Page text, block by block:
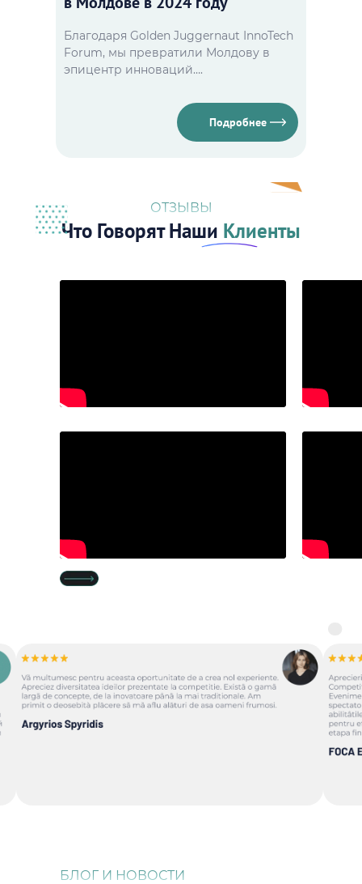
Благодаря Golden Juggernaut InnoTech
Forum, мы превратили Молдову в
эпицентр инноваций….
Подробнее
ОТЗЫВЫ
Что Говорят Наши Клиенты
БЛОГ И НОВОСТИ